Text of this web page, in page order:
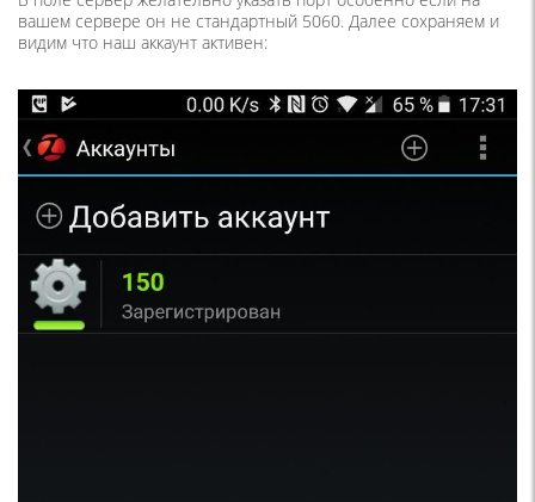
вашем сервере он не стандартный 5060. Далее сохраняем и
видим что наш аккаунт активен: